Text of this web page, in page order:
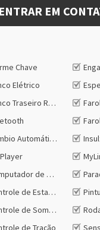
EM
Chave
Elétrico
Traseiro Rebatível
Automático
de Bordo
de Estabilidade
de Som no Volante
de Tração